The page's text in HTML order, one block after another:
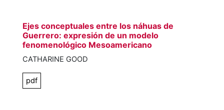
Ejes conceptuales entre los náhuas de
Guerrero: expresión de un modelo
fenomenológico Mesoamericano
CATHARINE GOOD
pdf